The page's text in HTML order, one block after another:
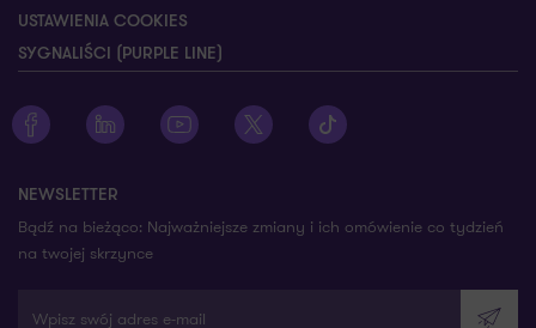
USTAWIENIA COOKIES
SYGNALIŚCI (PURPLE LINE)
Zobacz profil Grant Thornton na Facebooku
Zobacz profil Grant Thornton na LinkedIn
Zobacz profil Grant Thornton na YouTube
Zobacz profil Grant Thornton na X
Zobacz profil Grant
NEWSLETTER
Bądź na bieżąco: Najważniejsze zmiany i ich omówienie co tydzień
na twojej skrzynce
Wyślij